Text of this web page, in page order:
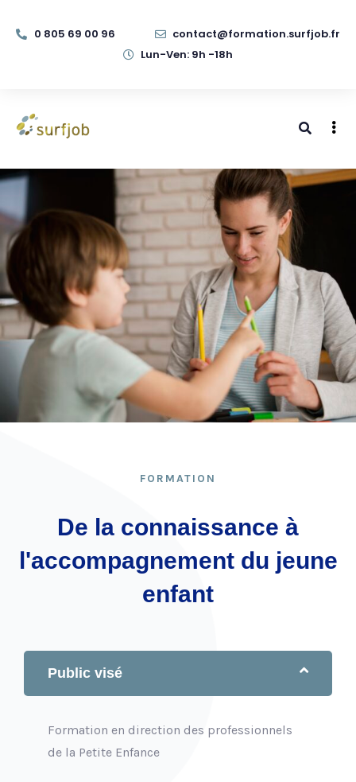
0 805 69 00 96
contact@formation.surfjob.fr
Lun-Ven: 9h -18h
FORMATION
De la connaissance à
l'accompagnement du jeune
enfant
Public visé
Formation en direction des professionnels
de la Petite Enfance